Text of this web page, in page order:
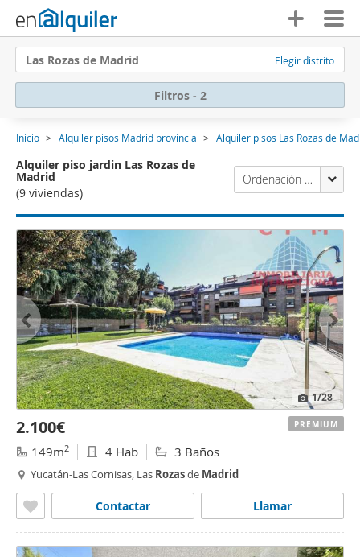
Las Rozas de Madrid Elegir distrito
Filtros - 2
Inicio Alquiler pisos Madrid provincia Alquiler pisos Las Rozas de
Alquiler piso jardin Las Rozas de
Madrid
(9 viviendas)
Ordenación Enalquiler
1/28
2.100€
149m2 4 Hab 3 Baños
Yucatán-Las Cornisas, Las Rozasde Madrid
Llamar
Contactar
PREMIUM